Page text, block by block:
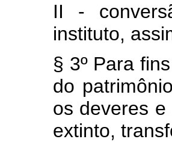
II -
instituto,
§ 3º Para
do
os deveres
extinto,